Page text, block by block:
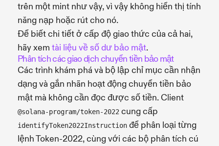
trên một mint như vậy, vì vậy không hiển thị tính
năng nạp hoặc rút cho nó.
Để biết chi tiết ở cấp độ giao thức của cả hai,
hãy xem tài liệu về số dư bảo mật.
Phân tích các giao dịch chuyển tiền bảo mật
Các trình khám phá và bộ lập chỉ mục cần nhận
dạng và gắn nhãn hoạt động chuyển tiền bảo
mật mà không cần đọc được số tiền. Client
@solana-program/token-2022 cung cấp
identifyToken2022Instruction để phân loại từng
lệnh Token-2022, cùng với các bộ phân tích cú